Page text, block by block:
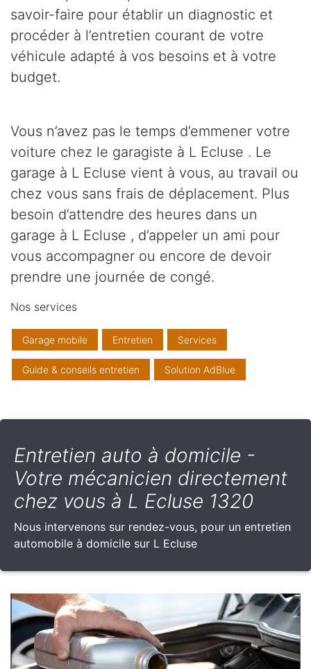
savoir-faire pour établir un diagnostic et
procéder à l’entretien courant de votre
véhicule adapté à vos besoins et à votre
budget.
Vous n’avez pas le temps d’emmener votre
voiture chez le garagiste à L Ecluse . Le
garage à L Ecluse vient à vous, au travail ou
chez vous sans frais de déplacement. Plus
besoin d’attendre des heures dans un
garage à L Ecluse , d’appeler un ami pour
vous accompagner ou encore de devoir
prendre une journée de congé.
Nos services
Garage mobile Entretien Services
Guide & conseils entretien Solution AdBlue
Entretien auto à domicile -
Votre mécanicien directement
chez vous à L Ecluse 1320
Nous intervenons sur rendez-vous, pour un entretien
automobile à domicile sur L Ecluse